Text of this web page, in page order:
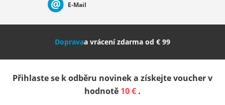
Nederland Italia (Italiano) Italien (Deutsch)
Slovenija
E-Mail
Dopravaa vrácení zdarma od € 99
Přihlaste se k odběru novinek a získejte voucher v
hodnotě 10 € .